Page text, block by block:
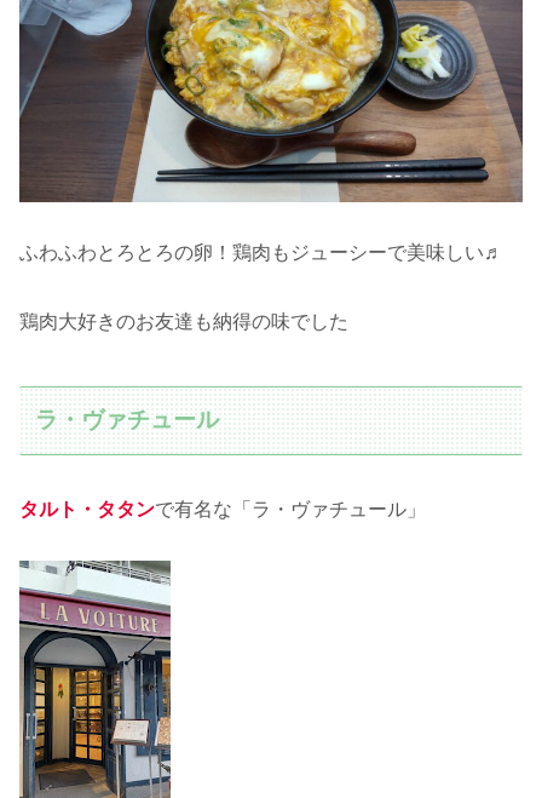
ふわふわとろとろの卵！鶏肉もジューシーで美味しい♬
鶏肉大好きのお友達も納得の味でした
ラ・ヴァチュール
タルト・タタンで有名な「ラ・ヴァチュール」